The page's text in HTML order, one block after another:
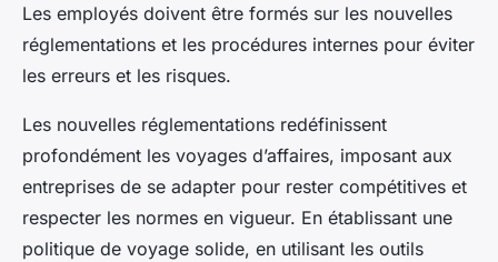
Les employés doivent être formés sur les nouvelles
réglementations et les procédures internes pour éviter
les erreurs et les risques.
Les nouvelles réglementations redéfinissent
profondément les voyages d’affaires, imposant aux
entreprises de se adapter pour rester compétitives et
respecter les normes en vigueur. En établissant une
politique de voyage solide, en utilisant les outils